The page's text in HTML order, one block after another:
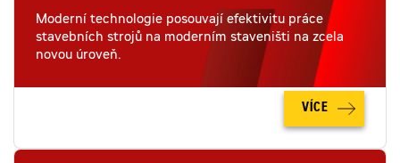
Moderní technologie posouvají efektivitu práce
stavebních strojů na moderním staveništi na zcela
novou úroveň.
VÍCE